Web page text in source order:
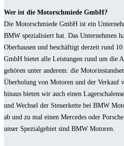
Wer ist die Motorschmiede GmbH?
Die Motorschmiede GmbH ist ein
BMW spezialisiert hat. Das Unternehmen
Oberhausen und beschäftigt derzeit rund
GmbH bietet alle Leistungen rund um die
gehören unter anderem: die
Überholung von Motoren und der Verkauf
hinaus bieten wir auch einen
und Wechsel der Steuerkette bei BMW
ab und zu mal einen Mercedes oder
unser Spezialgebiet sind BMW Motoren.